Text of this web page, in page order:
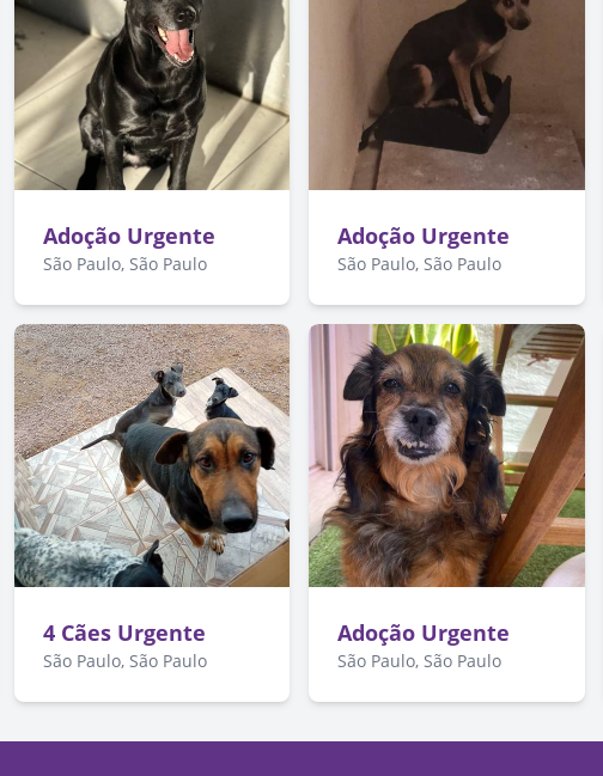
Adoção Urgente
São Paulo, São Paulo
Adoção Urgente
São Paulo, São Paulo
4 Cães Urgente
São Paulo, São Paulo
Adoção Urgente
São Paulo, São Paulo